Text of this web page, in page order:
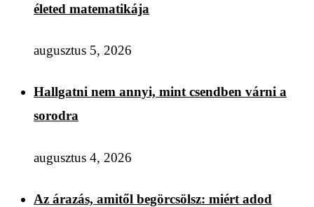
életed matematikája
augusztus 5, 2026
Hallgatni nem annyi, mint csendben várni a
sorodra
augusztus 4, 2026
Az árazás, amitől begörcsölsz: miért adod